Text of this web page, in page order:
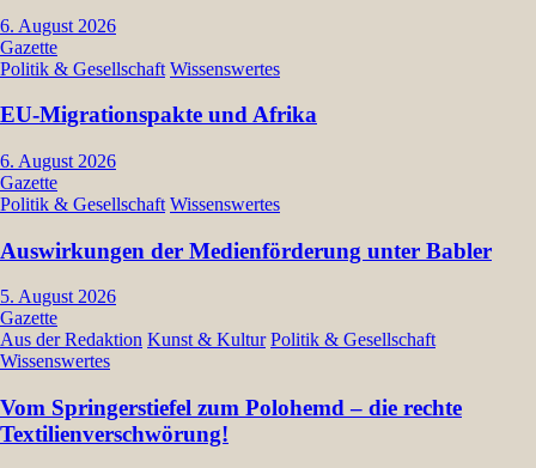
6. August 2026
Gazette
Politik & Gesellschaft Wissenswertes
EU-Migrationspakte und Afrika
6. August 2026
Gazette
Politik & Gesellschaft Wissenswertes
Auswirkungen der Medienförderung unter Babler
5. August 2026
Gazette
Aus der Redaktion Kunst & Kultur Politik & Gesellschaft
Wissenswertes
Vom Springerstiefel zum Polohemd – die rechte
Textilienverschwörung!